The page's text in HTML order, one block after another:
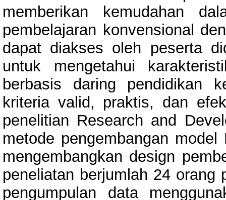
memberikan kemudahan
pembelajaran konvensional
dapat diakses oleh peserta
untuk mengetahui
berbasis daring pendidikan
kriteria valid, praktis, dan
penelitian Research and
metode pengembangan
mengembangkan design
peneliatan berjumlah 24 orang
pengumpulan data